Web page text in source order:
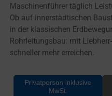
Maschinenführer täglich
Ob auf innerstädtischen
in der klassischen
Rohrleitungsbau: mit
schneller mehr erreichen.
Privatperson inklusive
MwSt.